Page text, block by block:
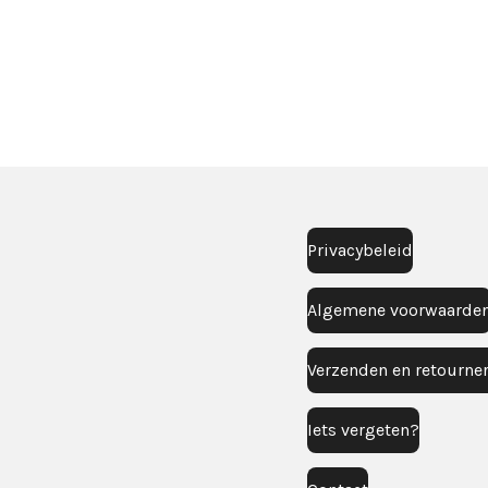
Privacybeleid
Algemene
Verzenden en
Iets vergeten?